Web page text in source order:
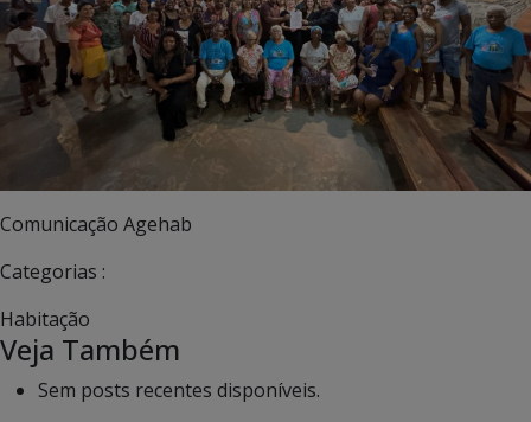
Comunicação Agehab
Categorias :
Habitação
Veja Também
Sem posts recentes disponíveis.